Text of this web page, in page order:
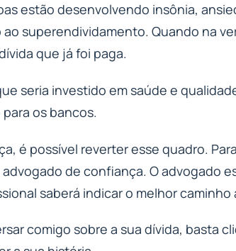
estão desenvolvendo insônia,
superendividamento. Quando na
que já foi paga.
seria investido em saúde e
os bancos.
é possível reverter esse quadro.
de confiança. O advogado
saberá indicar o melhor caminho
comigo sobre a sua dívida, basta